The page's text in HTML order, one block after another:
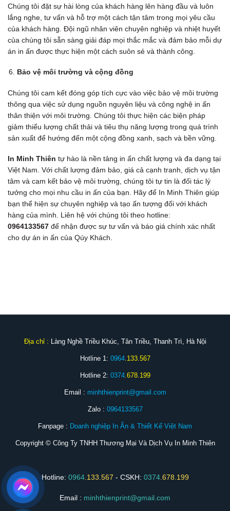
Chúng tôi đặt sự hài lòng của khách hàng lên hàng đầu và luôn
lắng nghe, tư vấn và hỗ trợ một cách tận tâm trong mọi yêu cầu
của khách hàng. Đội ngũ nhân viên chuyên nghiệp và nhiệt huyết
của chúng tôi sẵn sàng giải đáp mọi thắc mắc và đảm bảo mỗi dự
án in ấn được thực hiện một cách suôn sẻ và thành công.
Bảo vệ môi trường và cộng đồng
Chúng tôi cam kết đóng góp tích cực vào việc bảo vệ môi trường
thông qua việc sử dụng nguồn nguyên liệu và công nghệ in ấn
thân thiện với môi trường. Chúng tôi thực hiện các biện pháp
giảm thiểu lượng chất thải và tiêu thụ năng lượng trong quá trình
sản xuất để hướng đến một cộng đồng xanh, sạch và bền vững.
In Minh Thiên tự hào là nền tảng in ấn chất lượng và đa dạng tại
Việt Nam. Với chất lượng đảm bảo, giá cả cạnh tranh, dịch vụ tận
tâm và cam kết bảo vệ môi trường, chúng tôi tự tin là đối tác lý
tưởng cho mọi nhu cầu in ấn của bạn. Hãy để In Minh Thiên giúp
bạn thể hiện sự chuyên nghiệp và tạo ấn tượng đối với khách
hàng của mình. Liên hệ với chúng tôi theo hotline:
0964133567 để nhận được sự tư vấn và báo giá chính xác nhất
cho dự án in ấn của Qúy Khách.
Địa chỉ : Làng Nghề Triều Khúc, Tân Triều, Thanh Trì, Hà Nội
Hotline 1: 0964.133.567
Hotline 2: 0374.678.199
Email : minhthienprint@gmail.com
Zalo : 0964133567
Fanpage : Doanh nghiệp In Ấn & Thiết Kế Việt Nam
Copyright © Công Ty TNHH Thương Mại Và Dịch Vụ In Minh Thiên
Hotline: 0964.133.567 - CSKH: 0374.678.199
Email : minhthienprint@gmail.com